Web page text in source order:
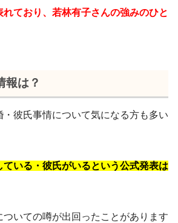
れており、若林有子さんの強みのひと
報は？
彼氏事情について気になる方も多い
ている・彼氏がいるという公式発表は
いての噂が出回ったことがあります